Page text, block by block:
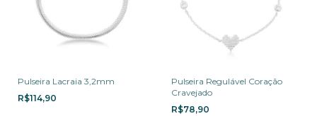
Pulseira Lacraia 3,2mm
R$114,90
Pulseira Regulável Coração
Cravejado
R$78,90